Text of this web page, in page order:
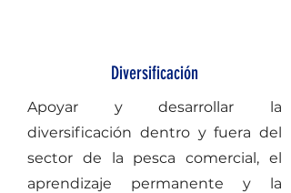
Diversificación
Apoyar y desarrollar la
diversificación dentro y fuera del
sector de la pesca comercial, el
aprendizaje permanente y la